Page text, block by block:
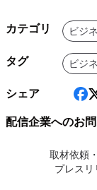
カテゴリ ビジ
タグ ビジ
シェア
配信企業へのお
取材依頼
プレスリ